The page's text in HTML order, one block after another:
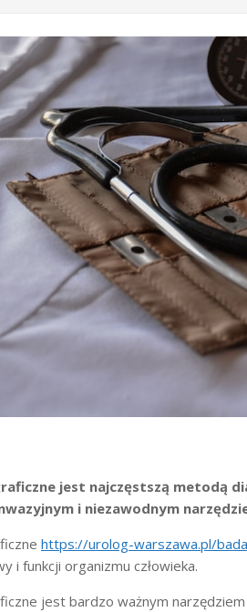
jest najczęstszą metodą
i niezawodnym
https://urolog-warszawa.pl/
i funkcji organizmu człowieka.
jest bardzo ważnym narzędziem